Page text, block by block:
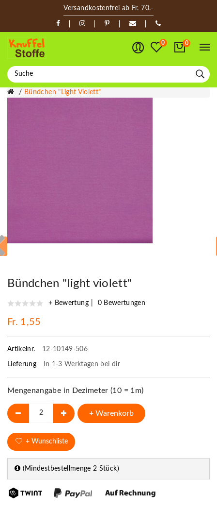
Versandkostenfrei ab Fr. 70.-
0 0
Bündchen "light Violett"
Bündchen "light violett"
+ Bewertung 0 Bewertungen
Fr. 1,55
Artikelnr. 12-10149-506
Lieferung In 1-3 Werktagen bei dir
Mengenangabe in Dezimeter (10 = 1m)
+ Warenkorb
+ Wunschliste
(Mindestbestellmenge 2 Stück)